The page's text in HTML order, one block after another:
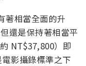
著相當全面的升
還是保持著相當平
NT$37,800）即
影攝錄標準之下